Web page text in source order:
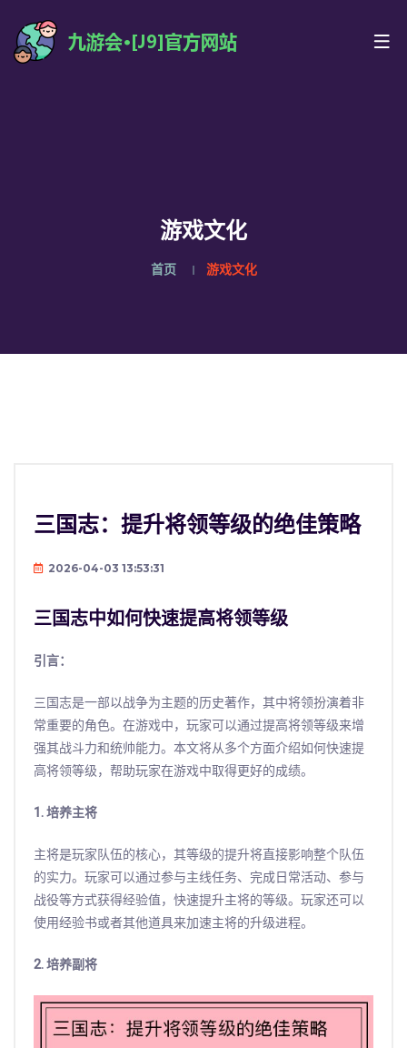
游戏文化
首页 游戏文化
三国志：提升将领等级的绝佳策略
2026-04-03 13:53:31
三国志中如何快速提高将领等级
引言：
三国志是一部以战争为主题的历史著作，其中将领扮演着非
常重要的角色。在游戏中，玩家可以通过提高将领等级来增
强其战斗力和统帅能力。本文将从多个方面介绍如何快速提
高将领等级，帮助玩家在游戏中取得更好的成绩。
1. 培养主将
主将是玩家队伍的核心，其等级的提升将直接影响整个队伍
的实力。玩家可以通过参与主线任务、完成日常活动、参与
战役等方式获得经验值，快速提升主将的等级。玩家还可以
使用经验书或者其他道具来加速主将的升级进程。
2. 培养副将